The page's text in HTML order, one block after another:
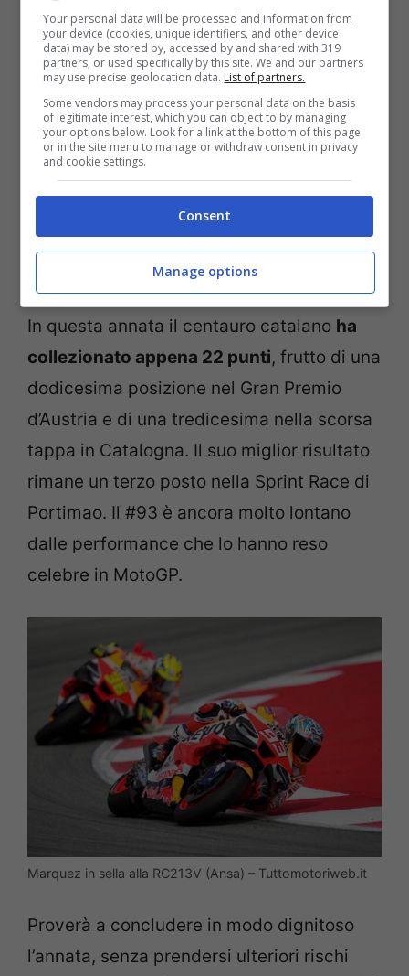
questa annata, a causa di un incidente con
Oliveiranel Gran Premio di Portogallo.
Dopo aver saltato diversi weekend il pilota
spagnolo non è riuscito a trovare il giusto
feeling in sella alla RC213V e ha cercato di
evitare ulteriori problemi fisici, snaturando
il suo modo di guidare.
L’appello di Marc Marquez
In questa annata il centauro catalano ha
collezionato appena 22 punti, frutto di una
dodicesima posizione nel Gran Premio
d’Austria e di una tredicesima nella scorsa
tappa in Catalogna. Il suo miglior risultato
rimane un terzo posto nella Sprint Race di
Portimao. Il #93 è ancora molto lontano
dalle performance che lo hanno reso
celebre in MotoGP.
Marquez in sella alla RC213V (Ansa) – Tuttomotoriweb.it
Proverà a concludere in modo dignitoso
l’annata, senza prendersi ulteriori rischi
Your personal data will be processed and information from
your device (cookies, unique identifiers, and other device
data) may be stored by, accessed by and shared with 319
partners, or used specifically by this site. We and our partners
may use precise geolocation data. List of partners.
Some vendors may process your personal data on the basis
of legitimate interest, which you can object to by managing
your options below. Look for a link at the bottom of this page
or in the site menu to manage or withdraw consent in privacy
and cookie settings.
Consent
Manage options